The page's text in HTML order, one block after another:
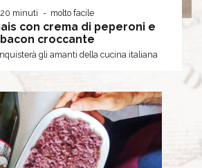
20 minuti molto facile
con crema di peperoni e
bacon croccante
gli amanti della cucina italiana